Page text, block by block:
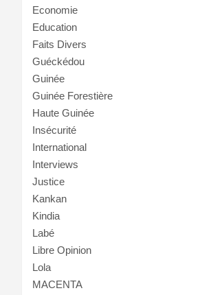
Economie
Education
Faits Divers
Guéckédou
Guinée
Guinée Forestière
Haute Guinée
Insécurité
International
Interviews
Justice
Kankan
Kindia
Labé
Libre Opinion
Lola
MACENTA